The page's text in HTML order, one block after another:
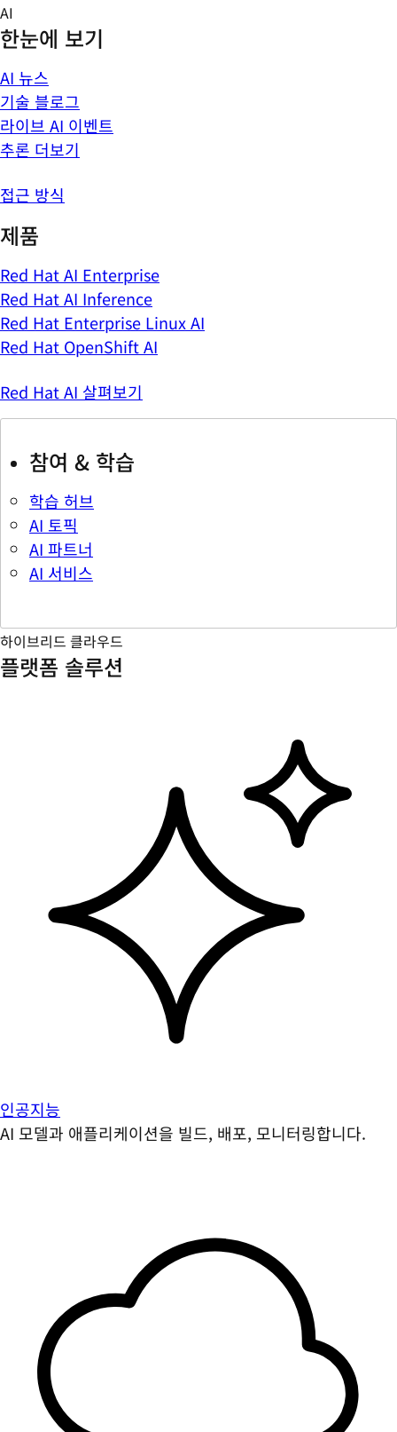
Skip
to
content
AI
한눈에 보기
AI 뉴스
기술 블로그
라이브 AI 이벤트
추론 더보기
접근 방식
제품
Red Hat AI Enterprise
Red Hat AI Inference
Red Hat Enterprise Linux AI
Red Hat OpenShift AI
Red Hat AI 살펴보기
참여 & 학습
학습 허브
AI 토픽
AI 파트너
AI 서비스
하이브리드 클라우드
플랫폼 솔루션
인공지능
AI 모델과 애플리케이션을 빌드, 배포, 모니터링합니다.